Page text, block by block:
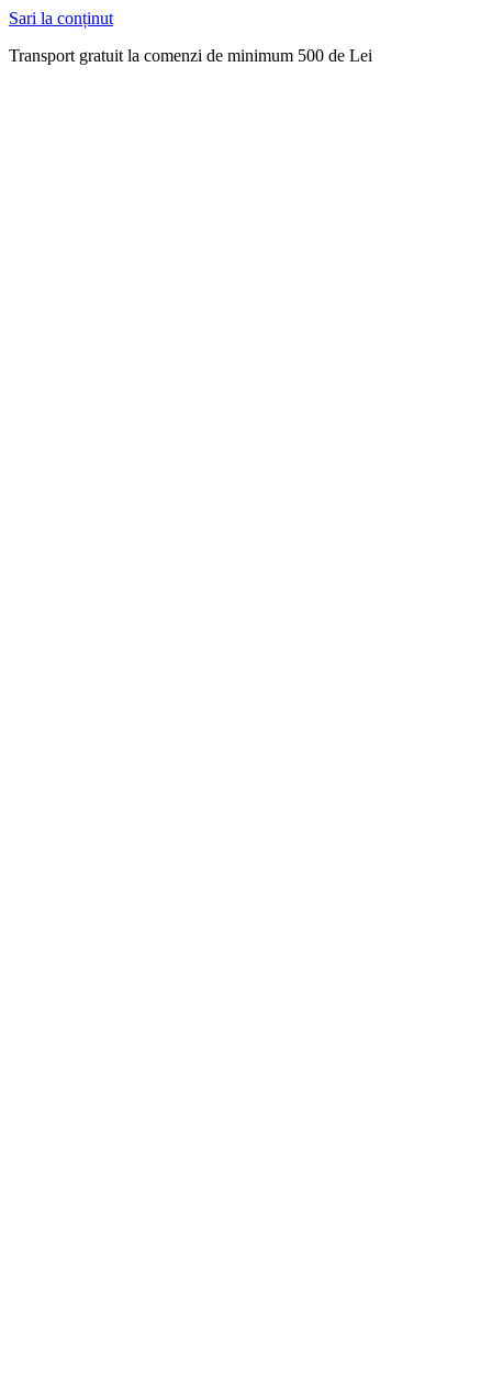
Sari la conținut
Transport gratuit la comenzi de minimum 500 de Lei